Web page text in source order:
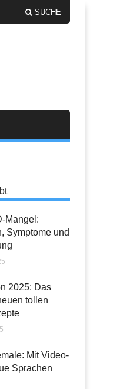
SUCHE
Mangel:
Symptome und
2025: Das
tollen
Mit Video-
Sprachen